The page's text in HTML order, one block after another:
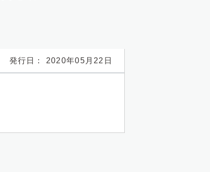
発行日： 2020年05月22日